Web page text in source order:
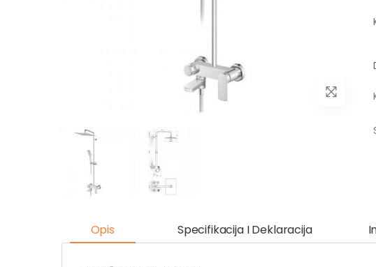
Opis Specifikacija I Deklaracija